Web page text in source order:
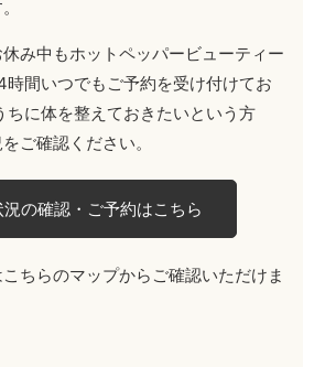
み中もホットペッパービューティー
間いつでもご予約を受け付けてお
ちに体を整えておきたいという方
ご確認ください。
況の確認・ご予約はこちら
ちらのマップからご確認いただけま